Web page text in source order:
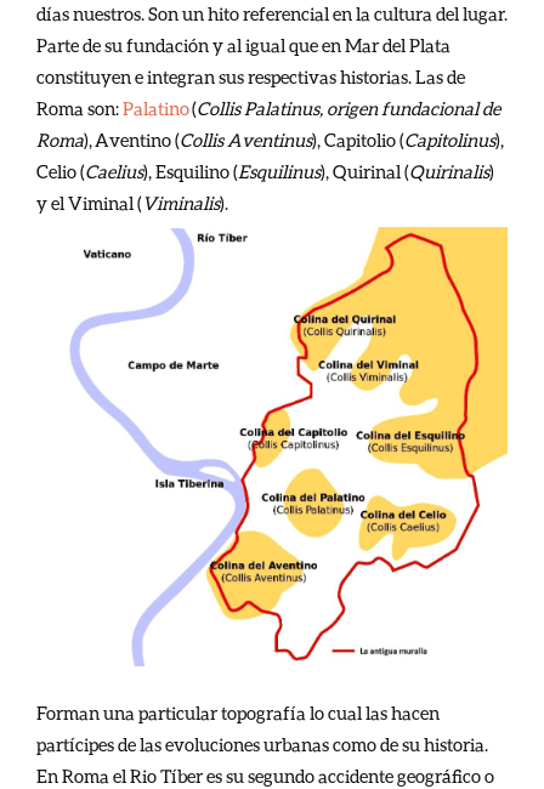
días nuestros. Son un hito referencial en la cultura del lugar.
Parte de su fundación y al igual que en Mar del Plata
constituyen e integran sus respectivas historias. Las de
Roma son:Palatino(Collis Palatinus, origen fundacional de
Roma), Aventino (Collis Aventinus), Capitolio (Capitolinus),
Celio (Caelius), Esquilino (Esquilinus), Quirinal (Quirinalis)
y el Viminal (Viminalis).
Forman una particular topografía lo cual las hacen
partícipes de las evoluciones urbanas como de su historia.
En Roma el Rio Tíber es su segundo accidente geográfico o